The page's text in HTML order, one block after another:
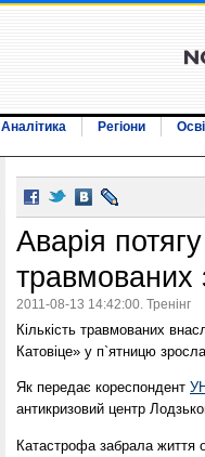
Аналітика Регіони
Аварія
травмованих
2011-08-13 14:42:00. Тренінг
Кількість травмованих
Катовіце» у п`ятницю
Як передає кореспондент
антикризовий центр
Катастрофа забрала життя